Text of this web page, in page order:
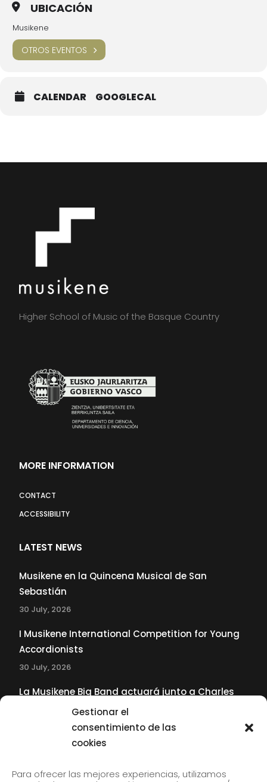
Gestionar el
consentimiento de las
cookies
Para ofrecer las mejores experiencias, utilizamos
UBICACIÓN
Musikene
OTROS EVENTOS
CALENDAR GOOGLECAL
Higher School of Music of the Basque Country
MORE INFORMATION
CONTACT
ACCESSIBILITY
LATEST NEWS
Musikene en la Quincena Musical de San
Sebastián
30 July, 2026
I Musikene International Competition for Young
Accordionists
30 July, 2026
La Musikene Big Band actuará junto a Charles
Tolliver en el 61 Jazzaldia